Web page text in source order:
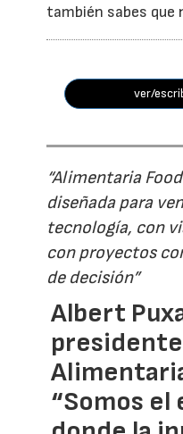
también sabes que
ver/
“Alimentaria
diseñada para
tecnología, con
con proyectos
de decisión”
Albert
“Somos el